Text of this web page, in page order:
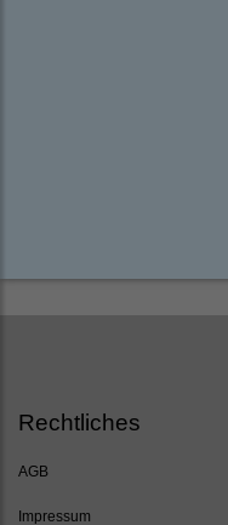
Rechtliches
AGB
Impressum